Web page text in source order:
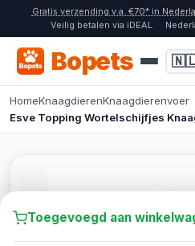
Gratis verzending v.a. €70* in
Veilig betalen via iDEAL
Bopets
HomeKnaagdierenKnaagdierenvoer
Esve Topping Wortelschijfjes
Toegevoegd aan